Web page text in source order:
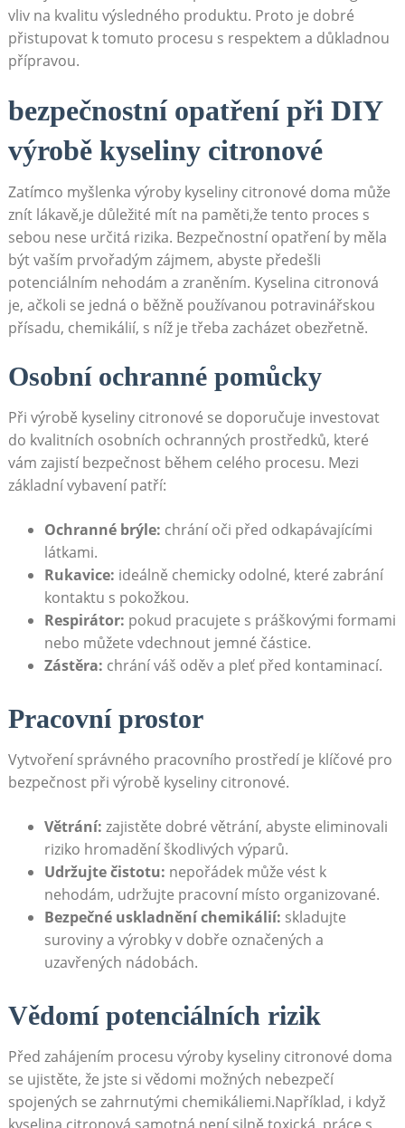
vliv na kvalitu výsledného produktu. Proto je dobré
přistupovat k tomuto procesu s respektem a důkladnou
přípravou.
bezpečnostní opatření při DIY
výrobě kyseliny citronové
Zatímco myšlenka výroby kyseliny citronové doma může
znít lákavě,je důležité mít na paměti,že tento proces s
sebou nese určitá rizika. Bezpečnostní opatření by měla
být vaším prvořadým zájmem, abyste předešli
potenciálním nehodám a zraněním. Kyselina citronová
je, ačkoli se jedná o běžně používanou potravinářskou
přísadu, chemikálií, s níž je třeba zacházet obezřetně.
Osobní ochranné pomůcky
Při výrobě kyseliny citronové se doporučuje investovat
do kvalitních osobních ochranných prostředků, které
vám zajistí bezpečnost během celého procesu. Mezi
základní vybavení patří:
Ochranné brýle: chrání oči před odkapávajícími
látkami.
Rukavice: ideálně chemicky odolné, které zabrání
kontaktu s pokožkou.
Respirátor: pokud pracujete s práškovými formami
nebo můžete vdechnout jemné částice.
Zástěra: chrání váš oděv a pleť před kontaminací.
Pracovní prostor
Vytvoření správného pracovního prostředí je klíčové pro
bezpečnost při výrobě kyseliny citronové.
Větrání: zajistěte dobré větrání, abyste eliminovali
riziko hromadění škodlivých výparů.
Udržujte čistotu: nepořádek může vést k
nehodám, udržujte pracovní místo organizované.
Bezpečné uskladnění chemikálií: skladujte
suroviny a výrobky v dobře označených a
uzavřených nádobách.
Vědomí potenciálních rizik
Před zahájením procesu výroby kyseliny citronové doma
se ujistěte, že jste si vědomi možných nebezpečí
spojených se zahrnutými chemikáliemi.Například, i když